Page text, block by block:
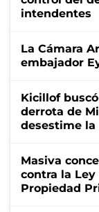
intendentes
La Cámara
embajador
Kicillof
derrota de
desestime la
Masiva
contra la
Propiedad